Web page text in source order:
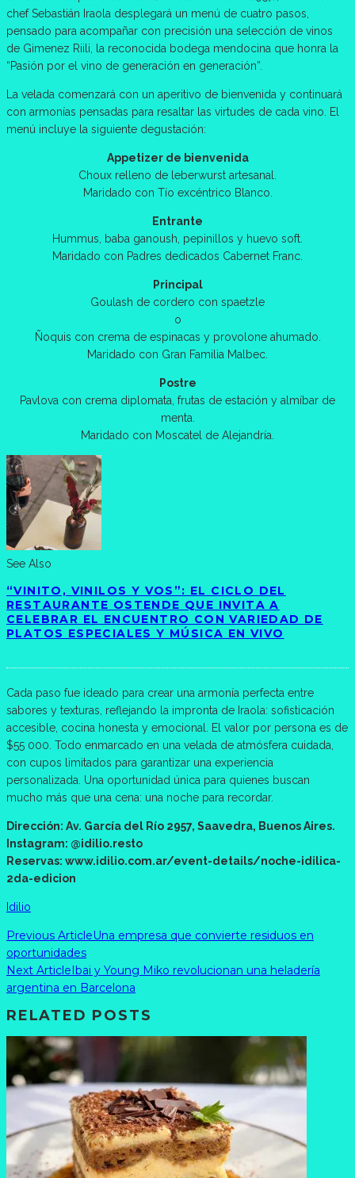
chef Sebastián Iraola desplegará un menú de cuatro pasos,
pensado para acompañar con precisión una selección de vinos
de Gimenez Riili, la reconocida bodega mendocina que honra la
“Pasión por el vino de generación en generación”.
La velada comenzará con un aperitivo de bienvenida y continuará
con armonías pensadas para resaltar las virtudes de cada vino. El
menú incluye la siguiente degustación:
Appetizer de bienvenida
Choux relleno de leberwurst artesanal.
Maridado con Tío excéntrico Blanco.
Entrante
Hummus, baba ganoush, pepinillos y huevo soft.
Maridado con Padres dedicados Cabernet Franc.
Principal
Goulash de cordero con spaetzle
o
Ñoquis con crema de espinacas y provolone ahumado.
Maridado con Gran Familia Malbec.
Postre
Pavlova con crema diplomata, frutas de estación y almíbar de
menta.
Maridado con Moscatel de Alejandría.
See Also
“VINITO, VINILOS Y VOS”: EL CICLO DEL
RESTAURANTE OSTENDE QUE INVITA A
CELEBRAR EL ENCUENTRO CON VARIEDAD DE
PLATOS ESPECIALES Y MÚSICA EN VIVO
Cada paso fue ideado para crear una armonía perfecta entre
sabores y texturas, reflejando la impronta de Iraola: sofisticación
accesible, cocina honesta y emocional. El valor por persona es de
$55 000. Todo enmarcado en una velada de atmósfera cuidada,
con cupos limitados para garantizar una experiencia
personalizada. Una oportunidad única para quienes buscan
mucho más que una cena: una noche para recordar.
Dirección: Av. García del Río 2957, Saavedra, Buenos Aires.
Instagram: @idilio.resto
Reservas: www.idilio.com.ar/event-details/noche-idilica-
2da-edicion
Idilio
Previous ArticleUna empresa que convierte residuos en
oportunidades
Next ArticleIbai y Young Miko revolucionan una heladería
argentina en Barcelona
RELATED POSTS